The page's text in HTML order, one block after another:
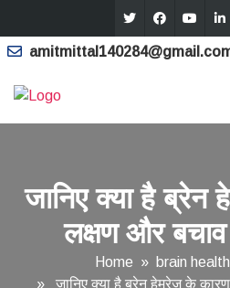
जानिए क्या है
लक्षण और
Home » brain health
» जानिए क्या है ब्रेन हेमरेज के